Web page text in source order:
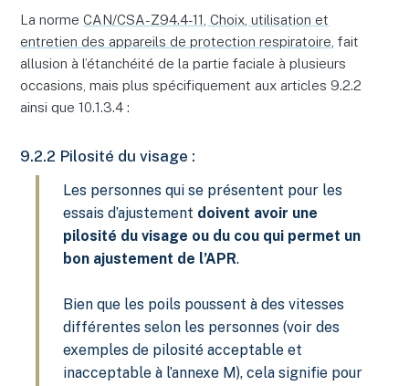
La normeCAN/CSA-Z94.4-11, Choix, utilisation et
entretien des appareils de protection respiratoire , fait
allusion à l’étanchéité de la partie faciale à plusieurs
occasions, mais plus spécifiquement aux articles 9.2.2
ainsi que 10.1.3.4 :
9.2.2 Pilosité du visage :
Les personnes qui se présentent pour les
essais d’ajustement doivent avoir une
pilosité du visage ou du cou qui permet un
bon ajustement de l’APR.
Bien que les poils poussent à des vitesses
différentes selon les personnes (voir des
exemples de pilosité acceptable et
inacceptable à l’annexe M), cela signifie pour